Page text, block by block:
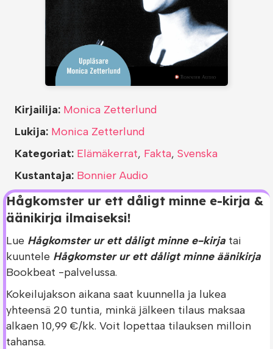
Hågkomster ur ett dåligt minne e-kirja &
äänikirja ilmaiseksi!
Lue Hågkomster ur ett dåligt minne e-kirja tai
kuuntele Hågkomster ur ett dåligt minne äänikirja
Bookbeat -palvelussa.
Kokeilujakson aikana saat kuunnella ja lukea
yhteensä 20 tuntia, minkä jälkeen tilaus maksaa
alkaen 10,99 €/kk. Voit lopettaa tilauksen milloin
tahansa.
Kirjailija: Monica Zetterlund
Lukija: Monica Zetterlund
Kategoriat: Elämäkerrat, Fakta, Svenska
Kustantaja: Bonnier Audio